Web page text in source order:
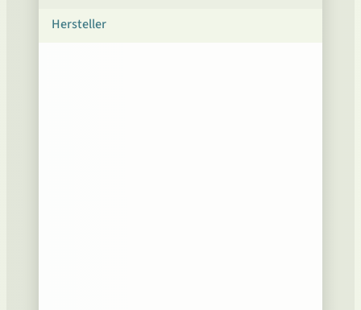
Hersteller